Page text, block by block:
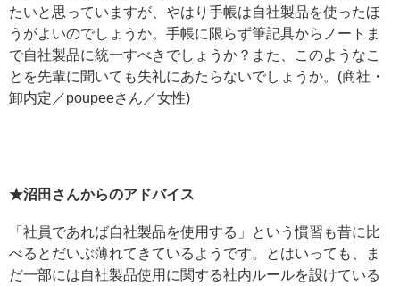
たいと思っていますが、やはり手帳は自社製品を使ったほ
うがよいのでしょうか。手帳に限らず筆記具からノートま
で自社製品に統一すべきでしょうか？また、このようなこ
とを先輩に聞いても失礼にあたらないでしょうか。(商社・
卸内定／poupeeさん／女性)
★沼田さんからのアドバイス
「社員であれば自社製品を使用する」という慣習も昔に比
べるとだいぶ薄れてきているようです。とはいっても、ま
だ一部には自社製品使用に関する社内ルールを設けている